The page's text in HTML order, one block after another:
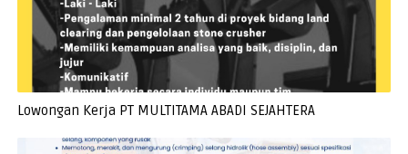
Lowongan Kerja PT MULTITAMA ABADI SEJAHTERA